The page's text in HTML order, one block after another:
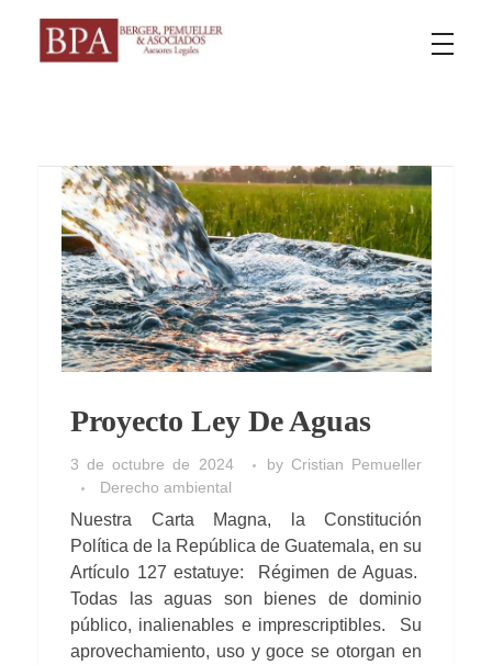
Proyecto Ley De Aguas
3 de octubre de 2024 by Cristian Pemueller
Derecho ambiental
Nuestra Carta Magna, la Constitución
Política de la República de Guatemala, en su
Artículo 127 estatuye: Régimen de Aguas.
Todas las aguas son bienes de dominio
público, inalienables e imprescriptibles. Su
aprovechamiento, uso y goce se otorgan en